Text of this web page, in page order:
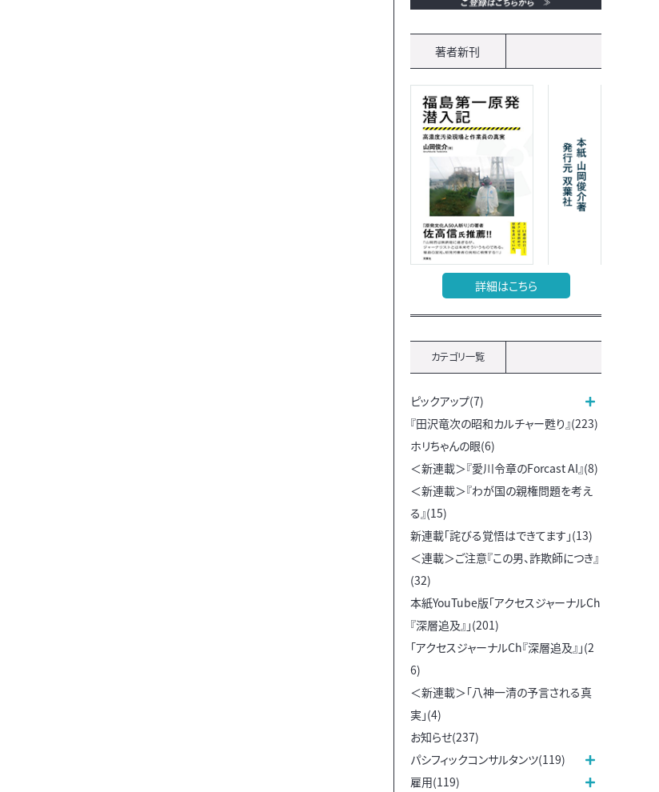
著者新刊
詳細はこちら
カテゴリ一覧
ピックアップ(7)
『田沢竜次の昭和カルチャー甦り』(223)
ホリちゃんの眼(6)
＜新連載＞『愛川令章のForcast AI』(8)
＜新連載＞『わが国の親権問題を考え
る』(15)
新連載「詫びる覚悟はできてます」(13)
＜連載＞ご注意『この男、詐欺師につき』
(32)
本紙YouTube版「アクセスジャーナルCh
『深層追及』」(201)
「アクセスジャーナルCh『深層追及』」(2
6)
＜新連載＞「八神一清の予言される真
実」(4)
お知らせ(237)
パシフィックコンサルタンツ(119)
雇用(119)